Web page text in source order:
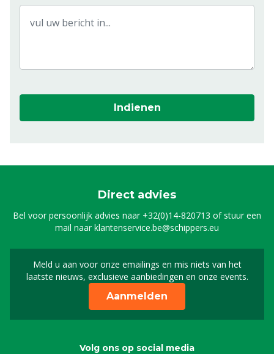
Indienen
Direct advies
Bel voor persoonlijk advies naar +32(0)14-820713 of stuur een
mail naarklantenservice.be@schippers.eu
Meld u aan voor onze emailings en mis niets van het
laatste nieuws, exclusieve aanbiedingen en onze events.
Meld u aan voor onze
Aanmelden
Volg ons op social media